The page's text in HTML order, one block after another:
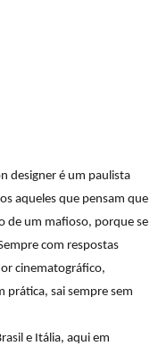
designer é um paulista
aqueles que pensam que
de um mafioso, porque se
com respostas
cinematográfico,
prática, sai sempre sem
e Itália, aqui em